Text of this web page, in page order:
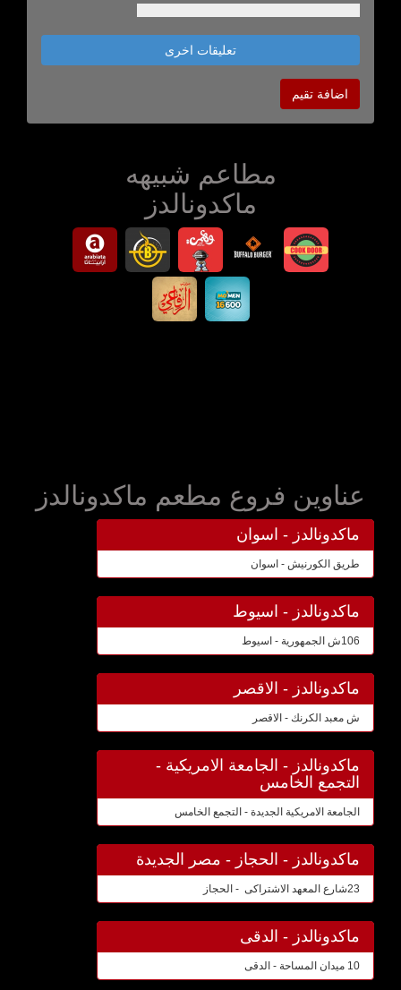
تعليقات اخرى
اضافة تقيم
مطاعم شبيهه
ماكدونالدز
عناوين فروع مطعم ماكدونالدز
ماكدونالدز - اسوان
طريق الكورنيش - اسوان
ماكدونالدز - اسيوط
106ش الجمهورية - اسيوط
ماكدونالدز - الاقصر
ش معبد الكرنك - الاقصر
ماكدونالدز - الجامعة الامريكية -
التجمع الخامس
الجامعة الامريكية الجديدة - التجمع الخامس
ماكدونالدز - الحجاز - مصر الجديدة
23شارع المعهد الاشتراكى - الحجاز
ماكدونالدز - الدقى
10 ميدان المساحة - الدقى